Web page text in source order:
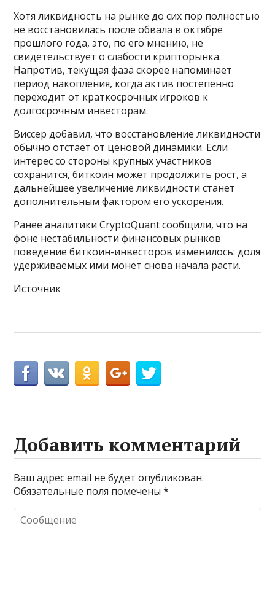
Хотя ликвидность на рынке до сих пор полностью
не восстановилась после обвала в октябре
прошлого года, это, по его мнению, не
свидетельствует о слабости крипторынка.
Напротив, текущая фаза скорее напоминает
период накопления, когда актив постепенно
переходит от краткосрочных игроков к
долгосрочным инвесторам.
Виссер добавил, что восстановление ликвидности
обычно отстает от ценовой динамики. Если
интерес со стороны крупных участников
сохранится, биткоин может продолжить рост, а
дальнейшее увеличение ликвидности станет
дополнительным фактором его ускорения.
Ранее аналитики CryptoQuant сообщили, что на
фоне нестабильности финансовых рынков
поведение биткоин-инвесторов изменилось: доля
удерживаемых ими монет снова начала расти.
Источник
Добавить комментарий
Ваш адрес email не будет опубликован.
Обязательные поля помечены*